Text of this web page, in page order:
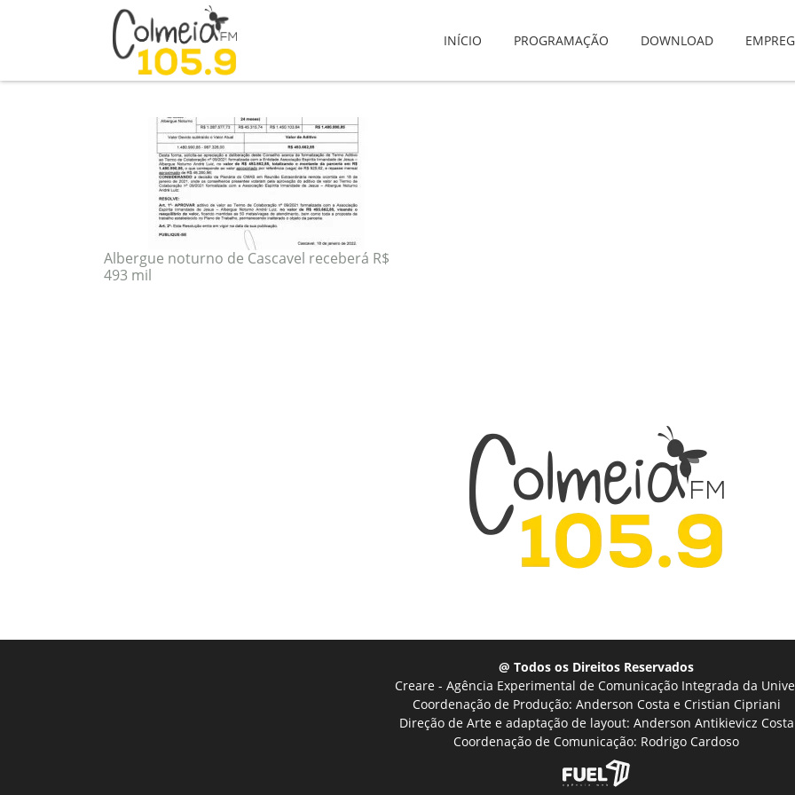
INÍCIO PROGRAMAÇÃO DOWNLOAD
Blog
tag: albergue
Albergue noturno de Cascavel receberá R$
493 mil
@ Todos os Direitos Reservados
Creare - Agência Experimental de Comunicação Integrada da
Coordenação de Produção: Anderson Costa e Cristian Cipriani
Direção de Arte e adaptação de layout: Anderson Antikievicz Costa
Coordenação de Comunicação: Rodrigo Cardoso